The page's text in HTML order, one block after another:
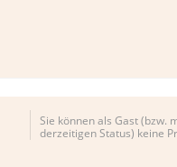
Sie können als Gast (bzw.
derzeitigen Status) keine